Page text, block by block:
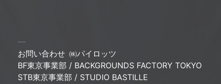
お問い合わせ ㈱パイロッツ
BF東京事業部 / BACKGROUNDS FACTORY TOKYO
STB東京事業部 / STUDIO BASTILLE